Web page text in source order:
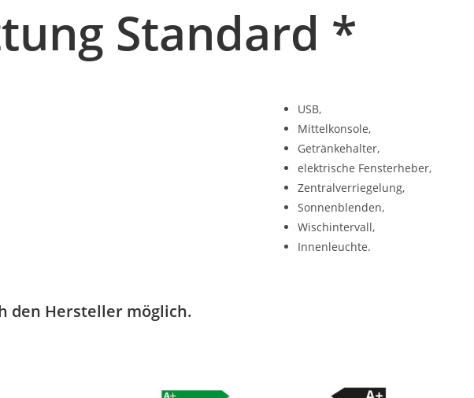
Standard *
USB,
Mittelkonsole,
Getränkehalter,
elektrische Fensterheber,
Zentralverriegelung,
Sonnenblenden,
Wischintervall,
Innenleuchte.
den Hersteller möglich.